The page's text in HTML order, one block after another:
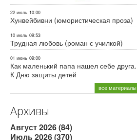
22 июль 10:00
Хунвейбивни (юмористическая проза)
10 июль 09:53
Трудная любовь (роман с училкой)
01 июнь 09:00
Как маленький папа нашел себе друга.
К Дню защиты детей
все материалы
Архивы
Август 2026 (84)
Июль 2026 (370)